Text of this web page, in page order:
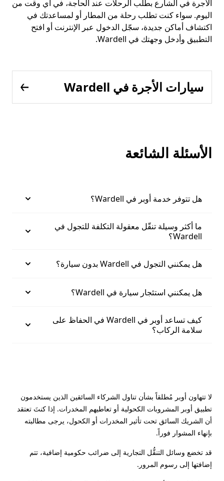
الأجرة في الشارع بطلب الرحلات عند الحاجة، في أي وقت من
اليوم. سواء كنت تطلب رحلة من المطار أو لمساعدتك في
اكتشاف أماكن جديدة، سجّل الدخول عبر الإنترنت أو افتح
التطبيق وأدخل وجهتك في Wardell.
سيارات الأجرة في Wardell
الأسئلة الشائعة
هل تتوفر خدمة أوبر في Wardell؟
ما أكثر وسيلة تنقّل معقولة التكلفة للتجول في
Wardell؟
هل يمكنني التجول في Wardell بدون سيارة؟
هل يمكنني استئجار سيارة في Wardell؟
كيف تساعد أوبر في Wardell في الحفاظ على
سلامة الركاب؟
لا تتهاون أوبر مُطلقاً بشأن تناول الشركاء السائقين الذين يستخدمون
تطبيق أوبر المشروبات الكحولية أو تعاطيهم المخدرات. إذا كنتَ تعتقد
أن الشريك السائق تحت تأثير المخدرات أو الكحول، يرجى مطالبته
بإنهاء المشوار فوراً.
قد تخضع وسائل التنقُّل التجارية إلى ضرائب حكومية إضافية، تتم
إضافتها إلى رسوم المرور.